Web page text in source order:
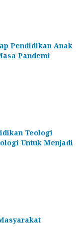
Pendidikan Anak
Pandemi
Teologi
Untuk Menjadi